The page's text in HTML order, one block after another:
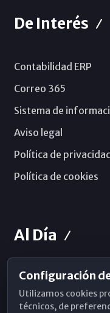
De Interés
Contabilidad ERP
Correo 365
Sistema de
Aviso legal
Política de privacidad
Política de cookies
Al Día
Horarios de Misa
Hemeroteca
Configuración
Utilizamos cookies
técnicos, de